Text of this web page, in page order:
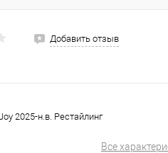
Добавить отзыв
2025-н.в. Рестайлинг
Все